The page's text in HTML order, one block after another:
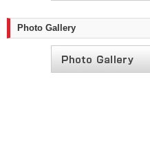
Photo Gallery